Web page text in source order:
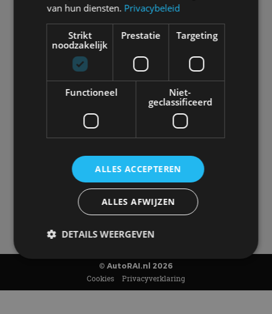
Over ons
Op AutoRAI.nl vind je alles waar het hart van een
autoliefhebber sneller van gaat kloppen. In beeld én geluid,
van stadsauto tot supercar.
Ons team
levert je het laatste
autonieuws, autotests en nog veel meer.
Elke week de populairste blogs in je mailbox?
Meld je aan voor de nieuwsbrief!
Volg AutoRAI.nl op social media
AutoRAI.nl is powered by
© AutoRAI.nl 2026
Cookies Privacyverklaring
van hun diensten. Privacybeleid
Strikt
noodzakelijk
Prestatie Targeting
Functioneel
Niet-
geclassificeerd
ALLES ACCEPTEREN
ALLES AFWIJZEN
DETAILS WEERGEVEN
Strikt noodzakelijk Prestatie
Targeting